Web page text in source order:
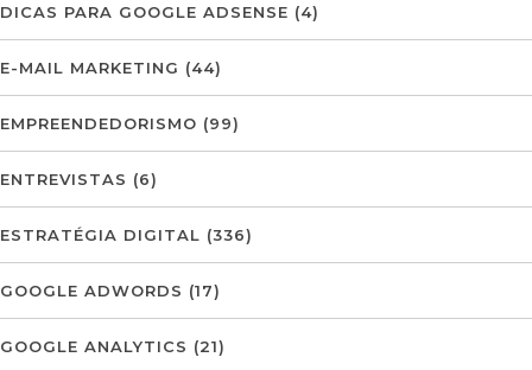
DICAS PARA GOOGLE ADSENSE (4)
E-MAIL MARKETING (44)
EMPREENDEDORISMO (99)
ENTREVISTAS (6)
ESTRATÉGIA DIGITAL (336)
GOOGLE ADWORDS (17)
GOOGLE ANALYTICS (21)